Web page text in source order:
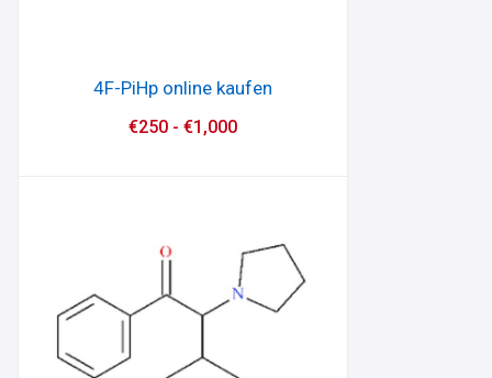
4F-PiHp online kaufen
€250- €1,000